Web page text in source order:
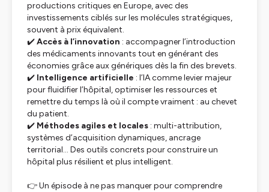
productions critiques en Europe, avec des
investissements ciblés sur les molécules stratégiques,
souvent à prix équivalent.
✔️Accès à l’innovation : accompagner l’introduction
des médicaments innovants tout en générant des
économies grâce aux génériques dès la fin des brevets.
✔️ Intelligence artificielle : l’IA comme levier majeur
pour fluidifier l’hôpital, optimiser les ressources et
remettre du temps là où il compte vraiment : au chevet
du patient.
✔️ Méthodes agiles et locales : multi-attribution,
systèmes d’acquisition dynamiques, ancrage
territorial… Des outils concrets pour construire un
hôpital plus résilient et plus intelligent.
👉Un épisode à ne pas manquer pour comprendre